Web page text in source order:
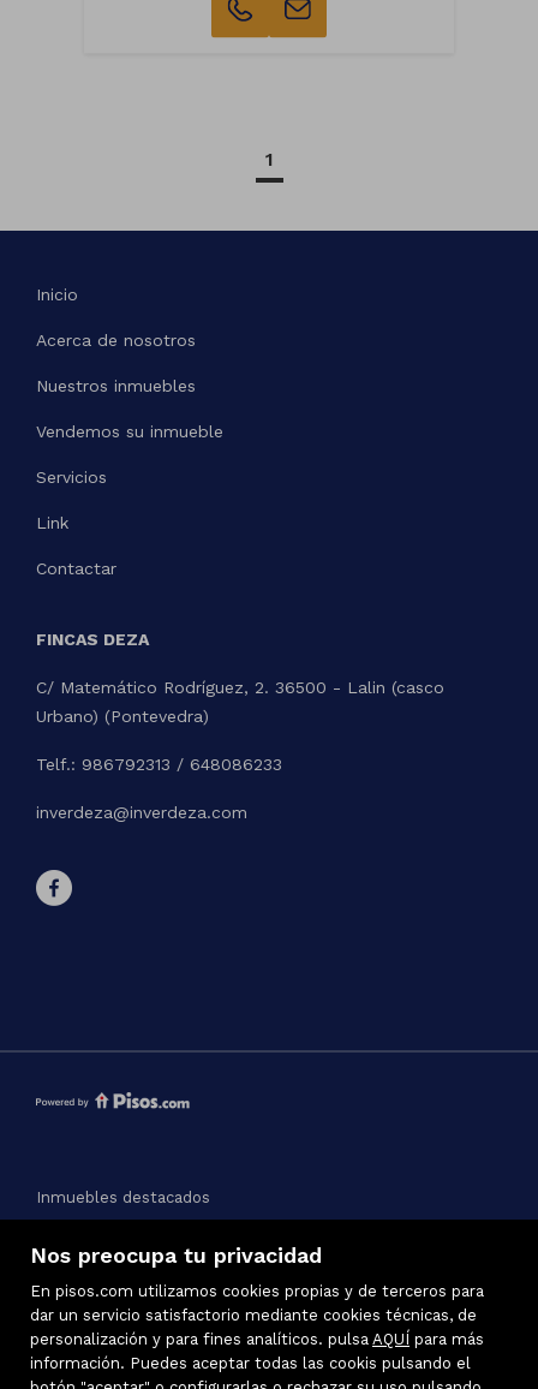
Nos preocupa tu privacidad
En pisos.com utilizamos cookies propias y de terceros para
dar un servicio satisfactorio mediante cookies técnicas, de
personalización y para fines analíticos. pulsa AQUÍ para más
información. Puedes aceptar todas las cookis pulsando el
1
Inicio
Acerca de nosotros
Nuestros inmuebles
Vendemos su inmueble
Servicios
Link
Contactar
FINCAS DEZA
C/ Matemático Rodríguez, 2. 36500 - Lalin (casco
Urbano) (Pontevedra)
Telf.: 986792313 / 648086233
inverdeza@inverdeza.com
Inmuebles destacados
Aviso legal
Favoritos
Política de cookies